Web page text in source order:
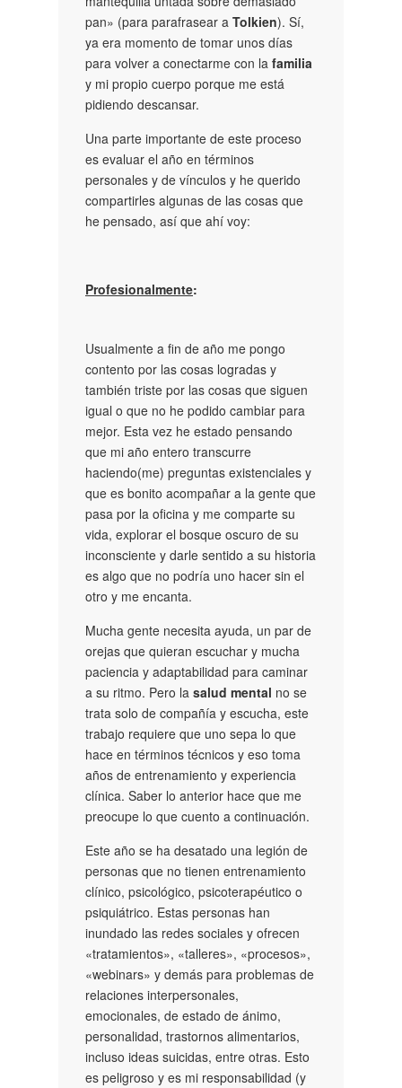
pan» (para parafrasear a Tolkien). Sí,
ya era momento de tomar unos días
para volver a conectarme con la familia
y mi propio cuerpo porque me está
pidiendo descansar.
Una parte importante de este proceso
es evaluar el año en términos
personales y de vínculos y he querido
compartirles algunas de las cosas que
he pensado, así que ahí voy:
Profesionalmente:
Usualmente a fin de año me pongo
contento por las cosas logradas y
también triste por las cosas que siguen
igual o que no he podido cambiar para
mejor. Esta vez he estado pensando
que mi año entero transcurre
haciendo(me) preguntas existenciales y
que es bonito acompañar a la gente que
pasa por la oficina y me comparte su
vida, explorar el bosque oscuro de su
inconsciente y darle sentido a su historia
es algo que no podría uno hacer sin el
otro y me encanta.
Mucha gente necesita ayuda, un par de
orejas que quieran escuchar y mucha
paciencia y adaptabilidad para caminar
a su ritmo. Pero la salud mental no se
trata solo de compañía y escucha, este
trabajo requiere que uno sepa lo que
hace en términos técnicos y eso toma
años de entrenamiento y experiencia
clínica. Saber lo anterior hace que me
preocupe lo que cuento a continuación.
Este año se ha desatado una legión de
personas que no tienen entrenamiento
clínico, psicológico, psicoterapéutico o
psiquiátrico. Estas personas han
inundado las redes sociales y ofrecen
«tratamientos», «talleres», «procesos»,
«webinars» y demás para problemas de
relaciones interpersonales,
emocionales, de estado de ánimo,
personalidad, trastornos alimentarios,
incluso ideas suicidas, entre otras. Esto
es peligroso y es mi responsabilidad (y